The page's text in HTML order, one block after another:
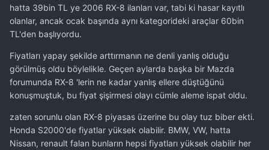
hatta 39bin TL ye 2006 RX-8 ilanları var, tabi ki hasar kayıtlı
olanlar, ancak ocak başında aynı kategorideki araçlar 60bin
TL'den başlıyordu.
Fiyatları yapay şekilde arttırmanın ne denli yanlış olduğu
görülmüş oldu böylelikle. Geçen aylarda başka bir Mazda
forumunda RX-8 'lerin ne kadar yanlış ellere düştüğünü
konuşmuştuk, bu fiyat şişirmesi olayı cümle aleme ispat oldu.
zaten sorunlu olan RX-8 piyasas üzerine bu olay tuz biber ekti.
Honda S2000'de fiyatlar yüksek olabilir. BMW, VW, hatta
Nissan, renault falan bunların hepsi fiyatları yüksek olabilir her